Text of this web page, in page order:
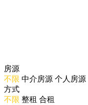
房源
不限 中介房源 个人房源
方式
不限 整租 合租